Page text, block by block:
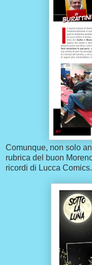
Comunque, non solo
rubrica del buon
ricordi di Lucca Comics.